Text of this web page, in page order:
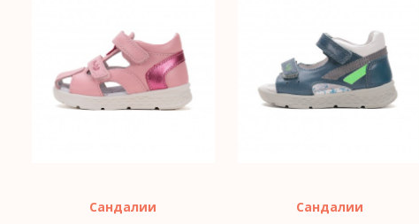
Сандалии Сандалии